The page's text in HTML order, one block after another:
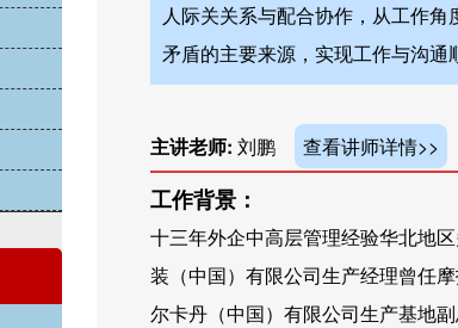
人际关关系与配合协作，从工作
矛盾的主要来源，实现工作与沟通
主讲老师: 刘鹏 查看讲师详情>>
工作背景：
十三年外企中高层管理经验华北地
装（中国）有限公司生产经理曾任
尔卡丹（中国）有限公司生产基地